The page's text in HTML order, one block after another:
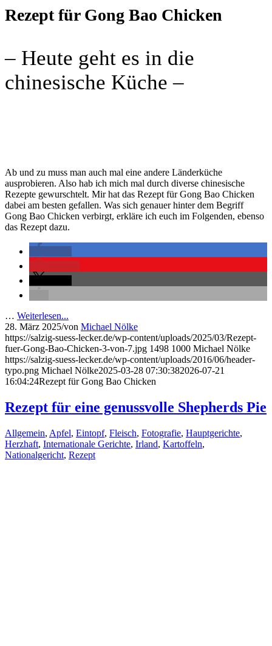
Rezept für Gong Bao Chicken
– Heute geht es in die
chinesische Küche –
Ab und zu muss man auch mal eine andere Länderküche
ausprobieren. Also hab ich mich mal durch diverse chinesische
Rezepte gewurschtelt. Mir hat das Rezept für Gong Bao Chicken
dabei am besten gefallen. Was sich genauer hinter dem Begriff
Gong Bao Chicken verbirgt, erkläre ich euch im Folgenden, ebenso
das Rezept dazu.
… Weiterlesen...
28. März 2025/von Michael Nölke
https://salzig-suess-lecker.de/wp-content/uploads/2025/03/Rezept-
fuer-Gong-Bao-Chicken-3-von-7.jpg 1498 1000 Michael Nölke
https://salzig-suess-lecker.de/wp-content/uploads/2016/06/header-
typo.png Michael Nölke2025-03-28 07:30:382026-07-21
16:04:24Rezept für Gong Bao Chicken
Rezept für eine genussvolle Shepherds Pie
Allgemein, Apfel, Eintopf, Fleisch, Fotografie, Hauptgerichte,
Herzhaft, Internationale Gerichte, Irland, Kartoffeln,
Nationalgericht, Rezept